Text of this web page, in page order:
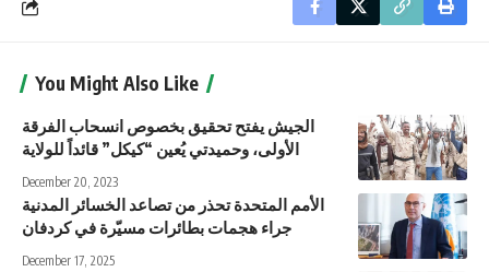
You Might Also Like
الجيش يفتح تحقيق بخصوص انسحاب الفرقة
الأولى، وحميدتي يُعين “كيكل” قائداً للولاية
December 20, 2023
الأمم المتحدة تحذر من تصاعد الخسائر المدنية
جراء هجمات بطائرات مسيّرة في كردفان
December 17, 2025